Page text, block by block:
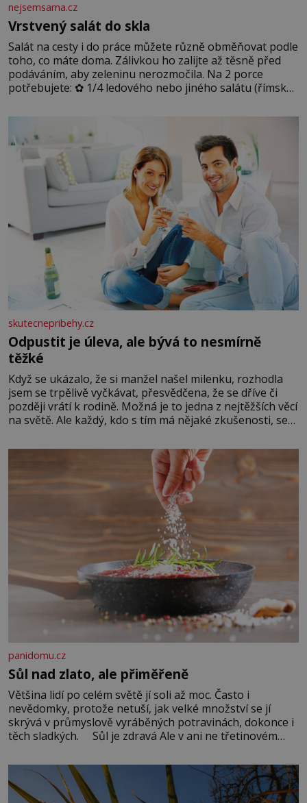
nejsemsama.cz
Vrstvený salát do skla
Salát na cesty i do práce můžete různě obměňovat podle
toho, co máte doma. Zálivkou ho zalijte až těsně před
podáváním, aby zeleninu nerozmočila. Na 2 porce
potřebujete: ✿ 1/4 ledového nebo jiného salátu (římský
okurky ✿ 2 rajčata Zálivka: ✿ 4 lžíce olivového oleje ✿ 1
lžíci citronové šťávy ✿ ½ stroužku
skutecnepribehy.cz
Odpustit je úleva, ale bývá to nesmírně
těžké
Když se ukázalo, že si manžel našel milenku, rozhodla
jsem se trpělivě vyčkávat, přesvědčena, že se dříve či
později vrátí k rodině. Možná je to jedna z nejtěžších věcí
na světě. Ale každý, kdo s tím má nějaké zkušenosti, se
Když se ke mně doneslo, že si manžel pořídil milenku,
panidomu.cz
Sůl nad zlato, ale přiměřeně
Většina lidí po celém světě jí soli až moc. Často i
nevědomky, protože netuší, jak velké množství se jí
skrývá v průmyslově vyráběných potravinách, dokonce i
těch sladkých. Sůl je zdravá Ale v ani ne třetinovém
základní složky– sodík a chlór – jsou zásadní pro
správné hospodaření